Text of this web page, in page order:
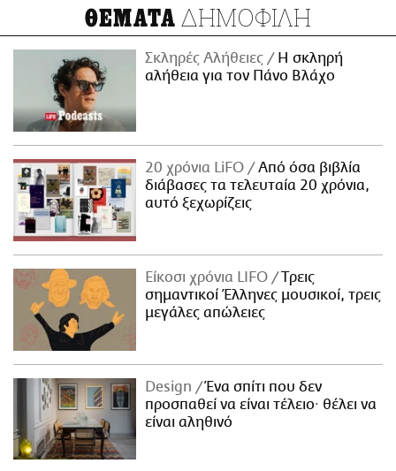
ΘΕΜΑΤΑ ΔΗΜΟΦΙΛΗ
Σκληρές Αλήθειες
H σκληρή
αλήθεια για τον Πάνο Βλάχο
20 χρόνια LiFO
Από όσα βιβλία
διάβασες τα τελευταία 20 χρόνια,
αυτό ξεχωρίζεις
Είκοσι χρόνια LIFO
Tρεις
σημαντικοί Έλληνες μουσικοί, τρεις
μεγάλες απώλειες
Design
Ένα σπίτι που δεν
προσπαθεί να είναι τέλειο· θέλει να
είναι αληθινό